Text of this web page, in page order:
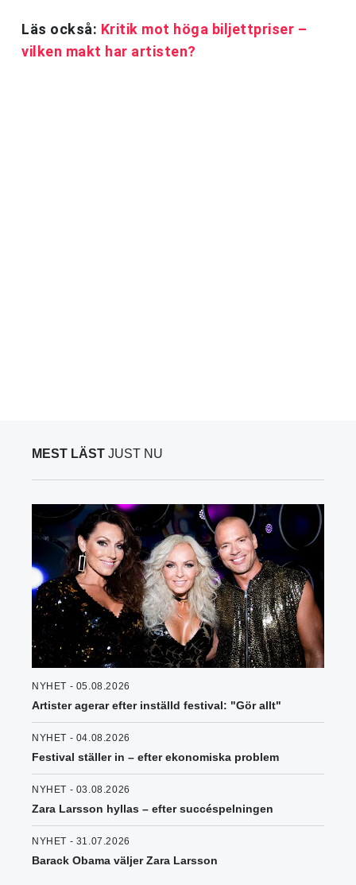
Läs också: Kritik mot höga biljettpriser –
vilken makt har artisten?
MEST LÄST JUST NU
NYHET - 05.08.2026
Artister agerar efter inställd festival: "Gör allt"
NYHET - 04.08.2026
Festival ställer in – efter ekonomiska problem
NYHET - 03.08.2026
Zara Larsson hyllas – efter succéspelningen
NYHET - 31.07.2026
Barack Obama väljer Zara Larsson